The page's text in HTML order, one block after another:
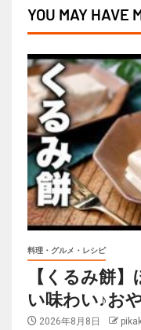
YOU MAY HAVE
料理・グルメ・レシピ
【くるみ餅
い味わい♪お
2026年8月8日